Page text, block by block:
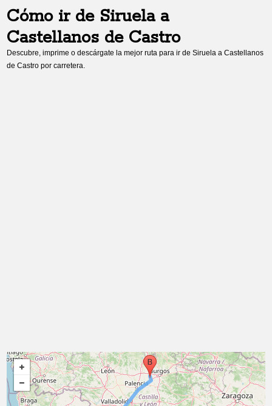
Cómo ir de Siruelaa
Castellanos de Castro
Descubre, imprime o descárgate la mejor ruta para ir deSiruela aCastellanos
de Castro por carretera.